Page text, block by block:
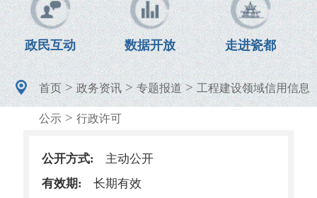
政民互动 数据开放 走进瓷都
首页>政务资讯>专题报道>工程建设领域信用信息
公示> 行政许可
公开方式:
主动公开
有效期:
长期有效